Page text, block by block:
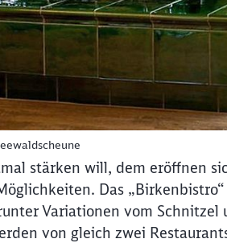
stärken will, dem eröffnen
Das
Variationen vom
von gleich zwei